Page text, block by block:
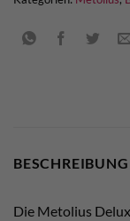
BESCHREIBUNG
Die Metolius